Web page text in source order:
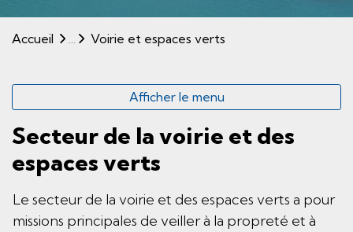
Accueil Voirie et espaces verts(sélectionné)
Afficher le menu
Secteur de la voirie et des
espaces verts
Le secteur de la voirie et des espaces verts a pour
missions principales de veiller à la propreté et à